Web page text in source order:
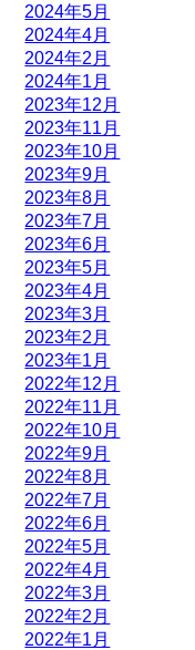
2024年5月
2024年4月
2024年2月
2024年1月
2023年12月
2023年11月
2023年10月
2023年9月
2023年8月
2023年7月
2023年6月
2023年5月
2023年4月
2023年3月
2023年2月
2023年1月
2022年12月
2022年11月
2022年10月
2022年9月
2022年8月
2022年7月
2022年6月
2022年5月
2022年4月
2022年3月
2022年2月
2022年1月